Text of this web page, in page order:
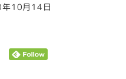
10月14日